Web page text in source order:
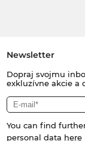
Newsletter
Dopraj svojmu
exkluzívne akcie a
You can find
personal data here